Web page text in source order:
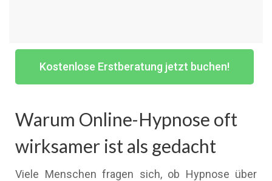
Kostenlose Erstberatung jetzt buchen!
Warum Online-Hypnose oft
wirksamer ist als gedacht
Viele Menschen fragen sich, ob Hypnose über